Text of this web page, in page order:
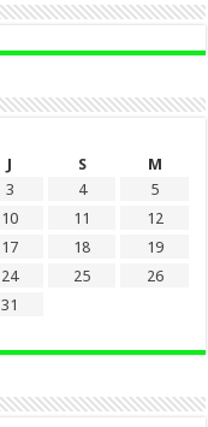
J S
M
3 4
5
10 11
12
17 18
19
24 25
26
31